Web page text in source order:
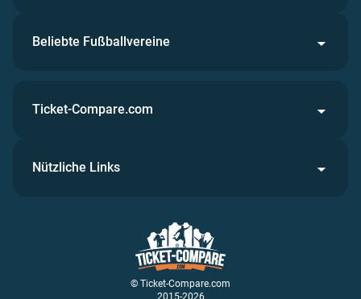
Beliebte Fußballvereine
© Ticket-Compare.com
2015-2026
Ticket-Compare.com
Nützliche Links